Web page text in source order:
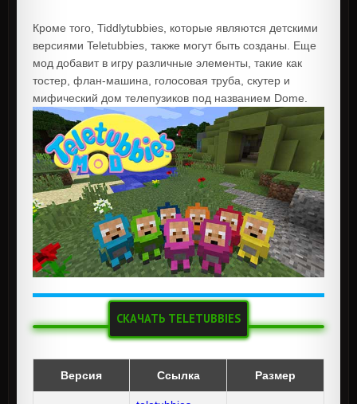
Кроме того, Tiddlytubbies, которые являются детскими
версиями Teletubbies, также могут быть созданы. Еще
мод добавит в игру различные элементы, такие как
тостер, флан-машина, голосовая труба, скутер и
мифический дом телепузиков под названием Dome.
СКАЧАТЬ TELETUBBIES
Версия Ссылка Размер